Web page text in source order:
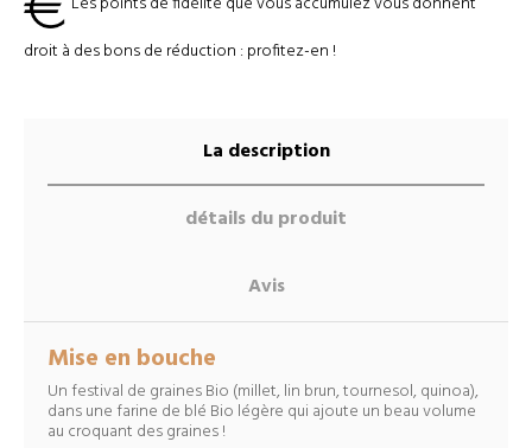
droit à des bons de réduction : profitez-en !
La description
détails du produit
Avis
Mise en bouche
Un festival de graines Bio (millet, lin brun, tournesol, quinoa),
dans une farine de blé Bio légère qui ajoute un beau volume
au croquant des graines !